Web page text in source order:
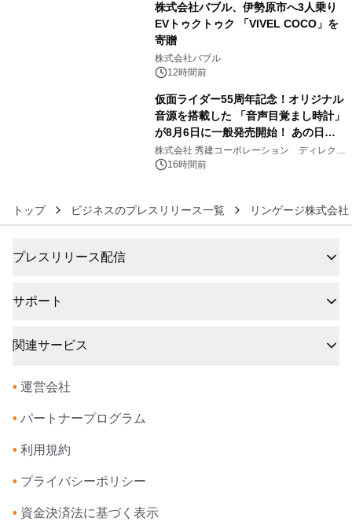
株式会社バブル、伊勢原市へ3人乗り
EVトゥクトゥク 「VIVEL COCO」を
寄贈
株式会社バブル
12時間前
仮面ライダー55周年記念！オリジナル
音源を搭載した 「音声目覚まし時計」
が8月6日に一般発売開始！ あの日の
大興奮が今甦る
株式会社 秀建コーポレーション ディレクト
アートギャラリー
16時間前
トップ ビジネスのプレスリリース一覧 リンゲージ株式会社
プレスリリース配信
サポート
関連サービス
• 運営会社
• パートナープログラム
• 利用規約
• プライバシーポリシー
• 資金決済法に基づく表示